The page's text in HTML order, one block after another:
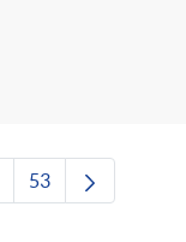
TAB para
intermedias
Página
53